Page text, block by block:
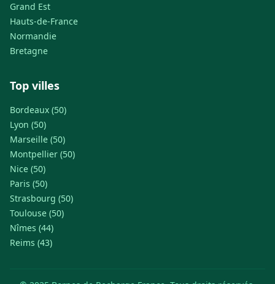
Grand Est
Hauts-de-France
Normandie
Bretagne
Top villes
Bordeaux (50)
Lyon (50)
Marseille (50)
Montpellier (50)
Nice (50)
Paris (50)
Strasbourg (50)
Toulouse (50)
Nîmes (44)
Reims (43)